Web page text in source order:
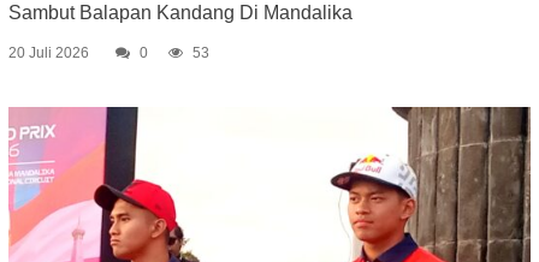
Sambut Balapan Kandang Di Mandalika
20 Juli 2026 0 53